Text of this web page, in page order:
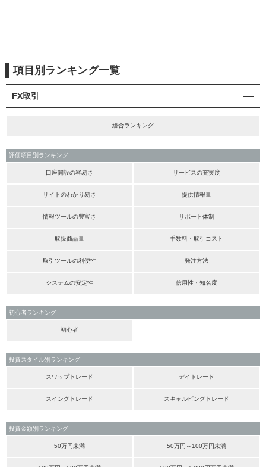
項目別ランキング一覧
FX取引
総合ランキング
評価項目別ランキング
口座開設の容易さ サービスの充実度
サイトのわかり易さ 提供情報量
情報ツールの豊富さ サポート体制
取扱商品量 手数料・取引コスト
取引ツールの利便性 発注方法
システムの安定性 信用性・知名度
初心者ランキング
初心者
投資スタイル別ランキング
スワップトレード デイトレード
スイングトレード スキャルピングトレード
投資金額別ランキング
50万円未満 50万円～100万円未満